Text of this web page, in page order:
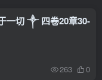
一切 ༒ 四卷20章30-
263 0